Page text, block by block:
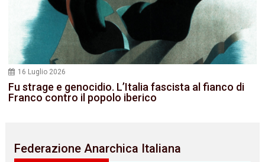
16 Luglio 2026
Fu strage e genocidio. L’Italia fascista al fianco di
Franco contro il popolo iberico
Federazione Anarchica Italiana